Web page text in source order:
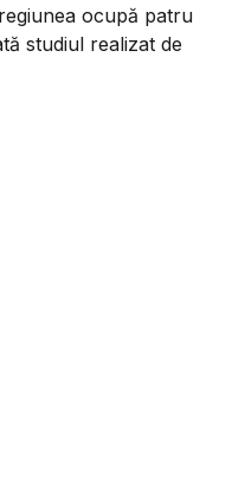
ocupă patru
studiul realizat de